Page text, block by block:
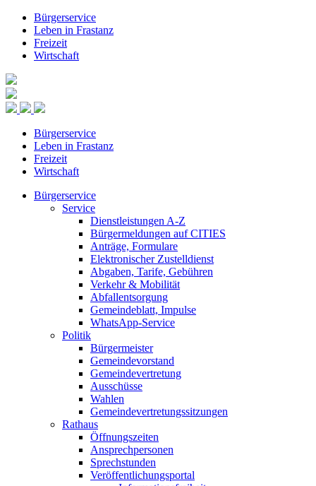
Bürgerservice
Leben in Frastanz
Freizeit
Wirtschaft
Bürgerservice
Leben in Frastanz
Freizeit
Wirtschaft
Bürgerservice
Service
Dienstleistungen A-Z
Bürgermeldungen auf CITIES
Anträge, Formulare
Elektronischer Zustelldienst
Abgaben, Tarife, Gebühren
Verkehr & Mobilität
Abfallentsorgung
Gemeindeblatt, Impulse
WhatsApp-Service
Politik
Bürgermeister
Gemeindevorstand
Gemeindevertretung
Ausschüsse
Wahlen
Gemeindevertretungssitzungen
Rathaus
Öffnungszeiten
Ansprechpersonen
Sprechstunden
Veröffentlichungsportal